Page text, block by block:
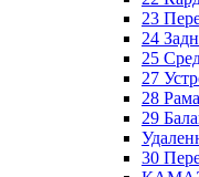
23
24
25
27
28 Рама
29
30